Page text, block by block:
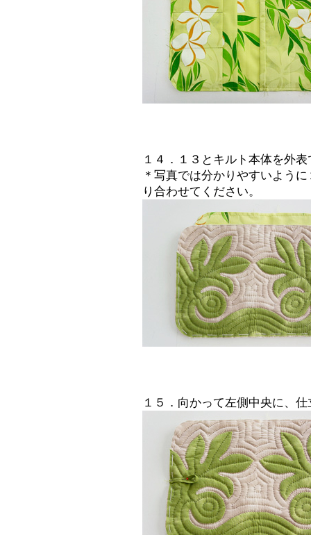
１４．１３とキルト本体を外
＊写真では分かりやすいよう
り合わせてください。
１５．向かって左側中央に、